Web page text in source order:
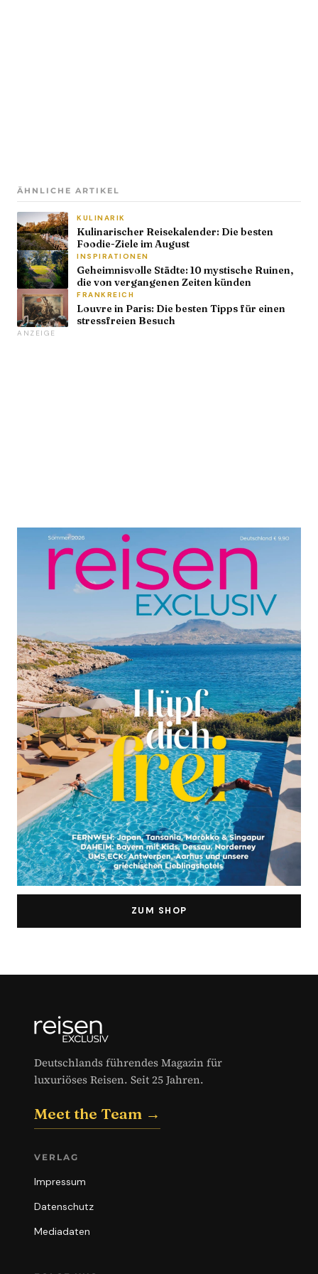
ZUM SHOP
ÄHNLICHE ARTIKEL
KULINARIK
Kulinarischer Reisekalender: Die besten
Foodie-Ziele im August
INSPIRATIONEN
Geheimnisvolle Städte: 10 mystische Ruinen,
die von vergangenen Zeiten künden
FRANKREICH
Louvre in Paris: Die besten Tipps für einen
stressfreien Besuch
ANZEIGE
Deutschlands führendes Magazin für
luxuriöses Reisen. Seit 25 Jahren.
Meet the Team →
VERLAG
Impressum
Datenschutz
Mediadaten